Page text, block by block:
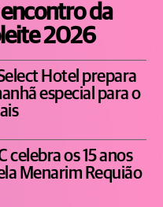
da
2026
Hotel prepara
especial para o
celebra os 15 anos
Menarim Requião